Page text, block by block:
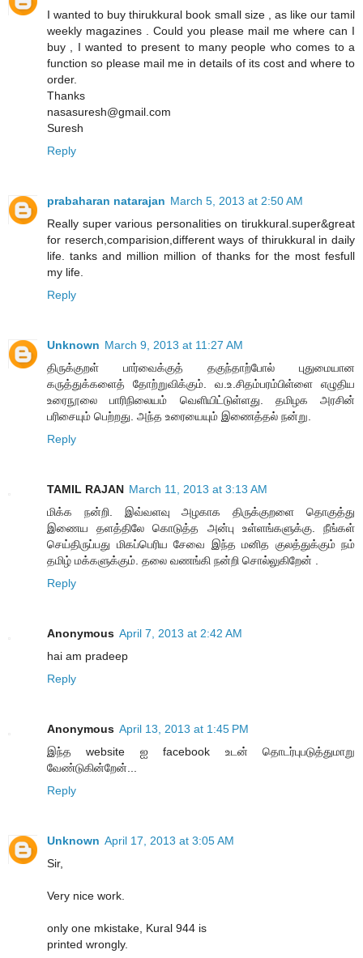
I wanted to buy thirukkural book small size , as like our tamil
weekly magazines . Could you please mail me where can I
buy , I wanted to present to many people who comes to a
function so please mail me in details of its cost and where to
order.
Thanks
nasasuresh@gmail.com
Suresh
Reply
prabaharan natarajan March 5, 2013 at 2:50 AM
Really super various personalities on tirukkural.super&great
for reserch,comparision,different ways of thirukkural in daily
life. tanks and million million of thanks for the most fesfull
my life.
Reply
Unknown March 9, 2013 at 11:27 AM
திருக்குறள் பார்வைக்குத் தகுந்தாற்போல் புதுமையான
கருத்துக்களைத் தோற்றுவிக்கும். வ.உ.சிதம்பரம்பிள்ளை எழுதிய
உரைநூலை பாரிநிலையம் வெளியிட்டுள்ளது. தமிழக அரசின்
பரிசையும் பெற்றது. அந்த உரையையும் இணைத்தல் நன்று.
Reply
TAMIL RAJAN March 11, 2013 at 3:13 AM
மிக்க நன்றி. இவ்வளவு அழகாக திருக்குறளை தொகுத்து
இணைய தளத்திலே கொடுத்த அன்பு உள்ளங்களுக்கு. நீங்கள்
செய்திருப்பது மிகப்பெரிய சேவை இந்த மனித குலத்துக்கும் நம்
தமிழ் மக்களுக்கும். தலை வணங்கி நன்றி சொல்லுகிறேன் .
Reply
Anonymous April 7, 2013 at 2:42 AM
hai am pradeep
Reply
Anonymous April 13, 2013 at 1:45 PM
இந்த website ஐ facebook உடன் தொடர்புபடுத்துமாறு
வேண்டுகின்றேன்...
Reply
Unknown April 17, 2013 at 3:05 AM
Sir,
Very nice work.
only one mkistake, Kural 944 is
printed wrongly.